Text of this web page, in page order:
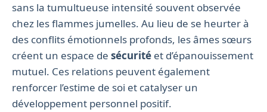
sans la tumultueuse intensité souvent observée
chez les flammes jumelles. Au lieu de se heurter à
des conflits émotionnels profonds, les âmes sœurs
créent un espace de sécurité et d’épanouissement
mutuel. Ces relations peuvent également
renforcer l’estime de soi et catalyser un
développement personnel positif.